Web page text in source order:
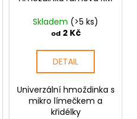
Skladem (>5 ks)
od 2 Kč
DETAIL
Univerzální hmoždinka s
mikro límečkem a
křidélky